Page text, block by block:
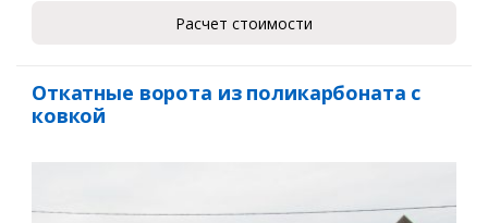
Расчет стоимости
Откатные ворота из поликарбоната с
ковкой